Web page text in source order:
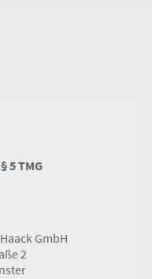
5 TMG
GmbH
2